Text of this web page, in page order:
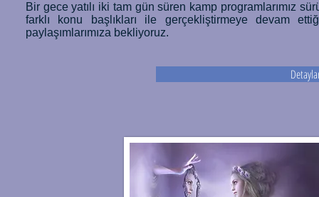
Bir gece yatılı iki tam gün süren kamp programlarımız
farklı konu başlıkları ile gerçekliştirmeye devam
paylaşımlarımıza bekliyoruz.